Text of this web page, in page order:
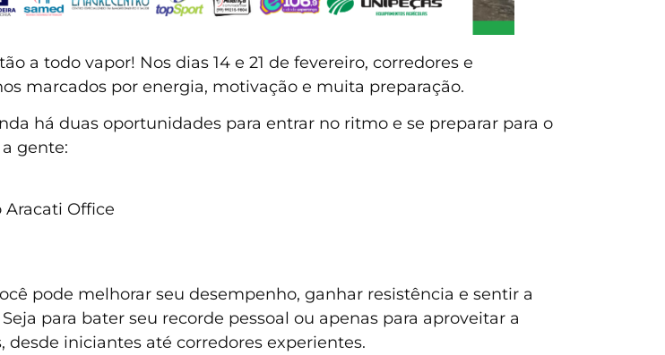
a todo vapor! Nos dias 14 e 21 de fevereiro, corredores e
marcados por energia, motivação e muita preparação.
há duas oportunidades para entrar no ritmo e se preparar para o
gente:
Aracati Office
pode melhorar seu desempenho, ganhar resistência e sentir a
para bater seu recorde pessoal ou apenas para aproveitar a
desde iniciantes até corredores experientes.